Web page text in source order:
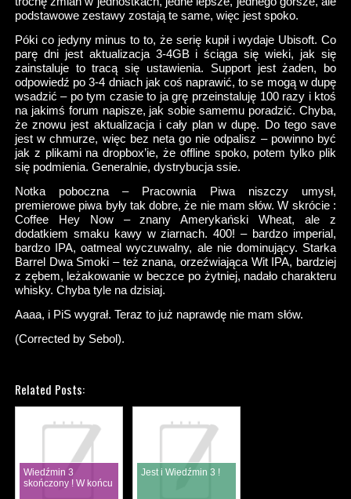
podstawowe zestawy zostają te same, więc jest spoko.
Póki co jedyny minus to to, że serię kupił i wydaje Ubisoft. Co
parę dni jest aktualizacja 3-4GB i ściąga się wieki, jak się
zainstaluje to tracą się ustawienia. Support jest żaden, bo
odpowiedź po 3-4 dniach jak coś naprawić, to se mogą w dupę
wsadzić – po tym czasie to ja grę przeinstaluję 100 razy i ktoś
na jakimś forum napisze, jak sobie samemu poradzić. Chyba,
że znowu jest aktualizacja i cały plan w dupę. Do tego save
jest w chmurze, więc bez neta go nie odpalisz – powinno być
jak z plikami na dropbox’ie, że offline spoko, potem tylko plik
się podmienia. Generalnie, dystrybucja ssie.
Notka poboczna – Pracownia Piwa niszczy umysł,
premierowe piwa były tak dobre, że nie mam słów. W skrócie :
Coffee Hey Now – znany Amerykański Wheat, ale z
dodatkiem smaku kawy w ziarnach. 400! – bardzo imperial,
bardzo IPA, oatmeal wyczuwalny, ale nie dominujący. Starka
Barrel Dwa Smoki – też znana, orzeźwiająca Wit IPA, bardziej
z zębem, leżakowanie w beczce po żytniej, nadało charakteru
whisky. Chyba tyle na dzisiaj.
Aaaa, i PiS wygrał. Teraz to już naprawdę nie mam słów.
(Corrected by Sebol).
Related Posts:
Wiedźmin 3
skończony ! W końcu
Jest i Wiedźmin 3 !